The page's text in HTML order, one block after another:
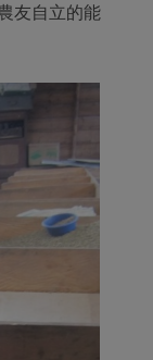
友自立的能